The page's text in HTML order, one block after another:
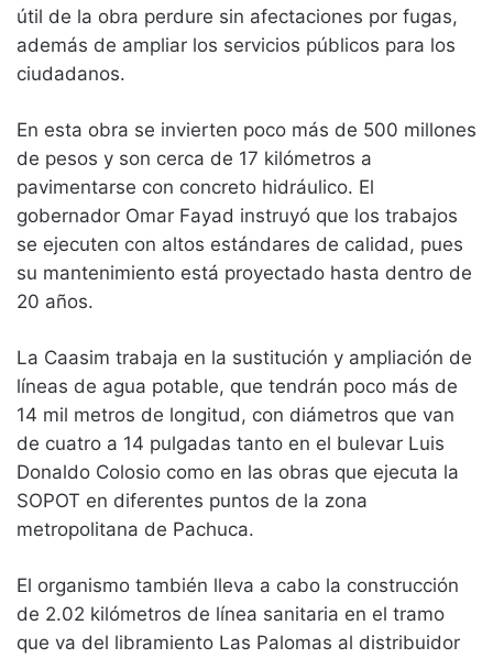
útil de la obra perdure sin afectaciones por fugas,
además de ampliar los servicios públicos para los
ciudadanos.
En esta obra se invierten poco más de 500 millones
de pesos y son cerca de 17 kilómetros a
pavimentarse con concreto hidráulico. El
gobernador Omar Fayad instruyó que los trabajos
se ejecuten con altos estándares de calidad, pues
su mantenimiento está proyectado hasta dentro de
20 años.
La Caasim trabaja en la sustitución y ampliación de
líneas de agua potable, que tendrán poco más de
14 mil metros de longitud, con diámetros que van
de cuatro a 14 pulgadas tanto en el bulevar Luis
Donaldo Colosio como en las obras que ejecuta la
SOPOT en diferentes puntos de la zona
metropolitana de Pachuca.
El organismo también lleva a cabo la construcción
de 2.02 kilómetros de línea sanitaria en el tramo
que va del libramiento Las Palomas al distribuidor